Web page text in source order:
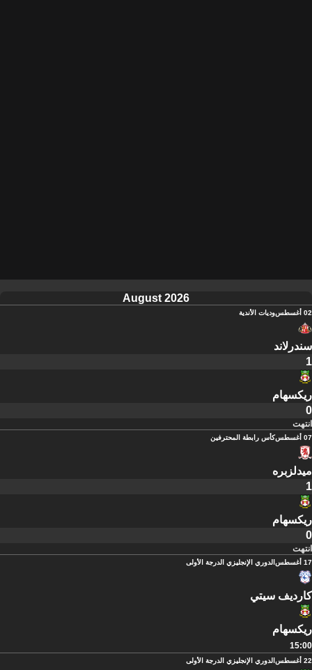
August 2026
02 أغسطس وديات الأندية
سندرلاند
1
ريكسهام
0
انتهت
07 أغسطس كأس رابطة المحترفين
ميدلزبره
1
ريكسهام
0
انتهت
17 أغسطس الدوري الإنجليزي الدرجة الأولى
كارديف سيتي
ريكسهام
15:00
22 أغسطس الدوري الإنجليزي الدرجة الأولى